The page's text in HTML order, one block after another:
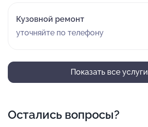
Кузовной ремонт
уточняйте по телефону
Показать все услуги
Остались вопросы?